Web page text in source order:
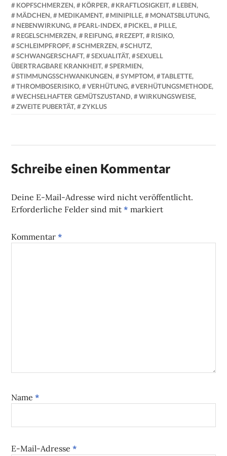
KOPFSCHMERZEN, KÖRPER, KRAFTLOSIGKEIT, LEBEN,
MÄDCHEN, MEDIKAMENT, MINIPILLE, MONATSBLUTUNG,
NEBENWIRKUNG, PEARL-INDEX, PICKEL, PILLE,
REGELSCHMERZEN, REIFUNG, REZEPT, RISIKO,
SCHLEIMPFROPF, SCHMERZEN, SCHUTZ,
SCHWANGERSCHAFT, SEXUALITÄT,
SEXUELL
ÜBERTRAGBARE KRANKHEIT, SPERMIEN,
STIMMUNGSSCHWANKUNGEN, SYMPTOM, TABLETTE,
THROMBOSERISIKO, VERHÜTUNG, VERHÜTUNGSMETHODE,
WECHSELHAFTER GEMÜTSZUSTAND, WIRKUNGSWEISE,
ZWEITE PUBERTÄT, ZYKLUS
Schreibe einen Kommentar
Deine E-Mail-Adresse wird nicht veröffentlicht.
Erforderliche Felder sind mit* markiert
Kommentar*
Name*
E-Mail-Adresse*